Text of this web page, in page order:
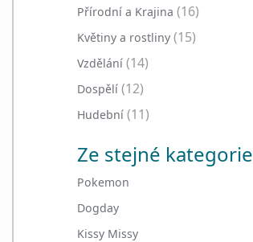
Přírodní a Krajina (16)
Květiny a rostliny (15)
Vzdělání (14)
Dospělí (12)
Hudební (11)
Ze stejné kategorie
Pokemon
Dogday
Kissy Missy